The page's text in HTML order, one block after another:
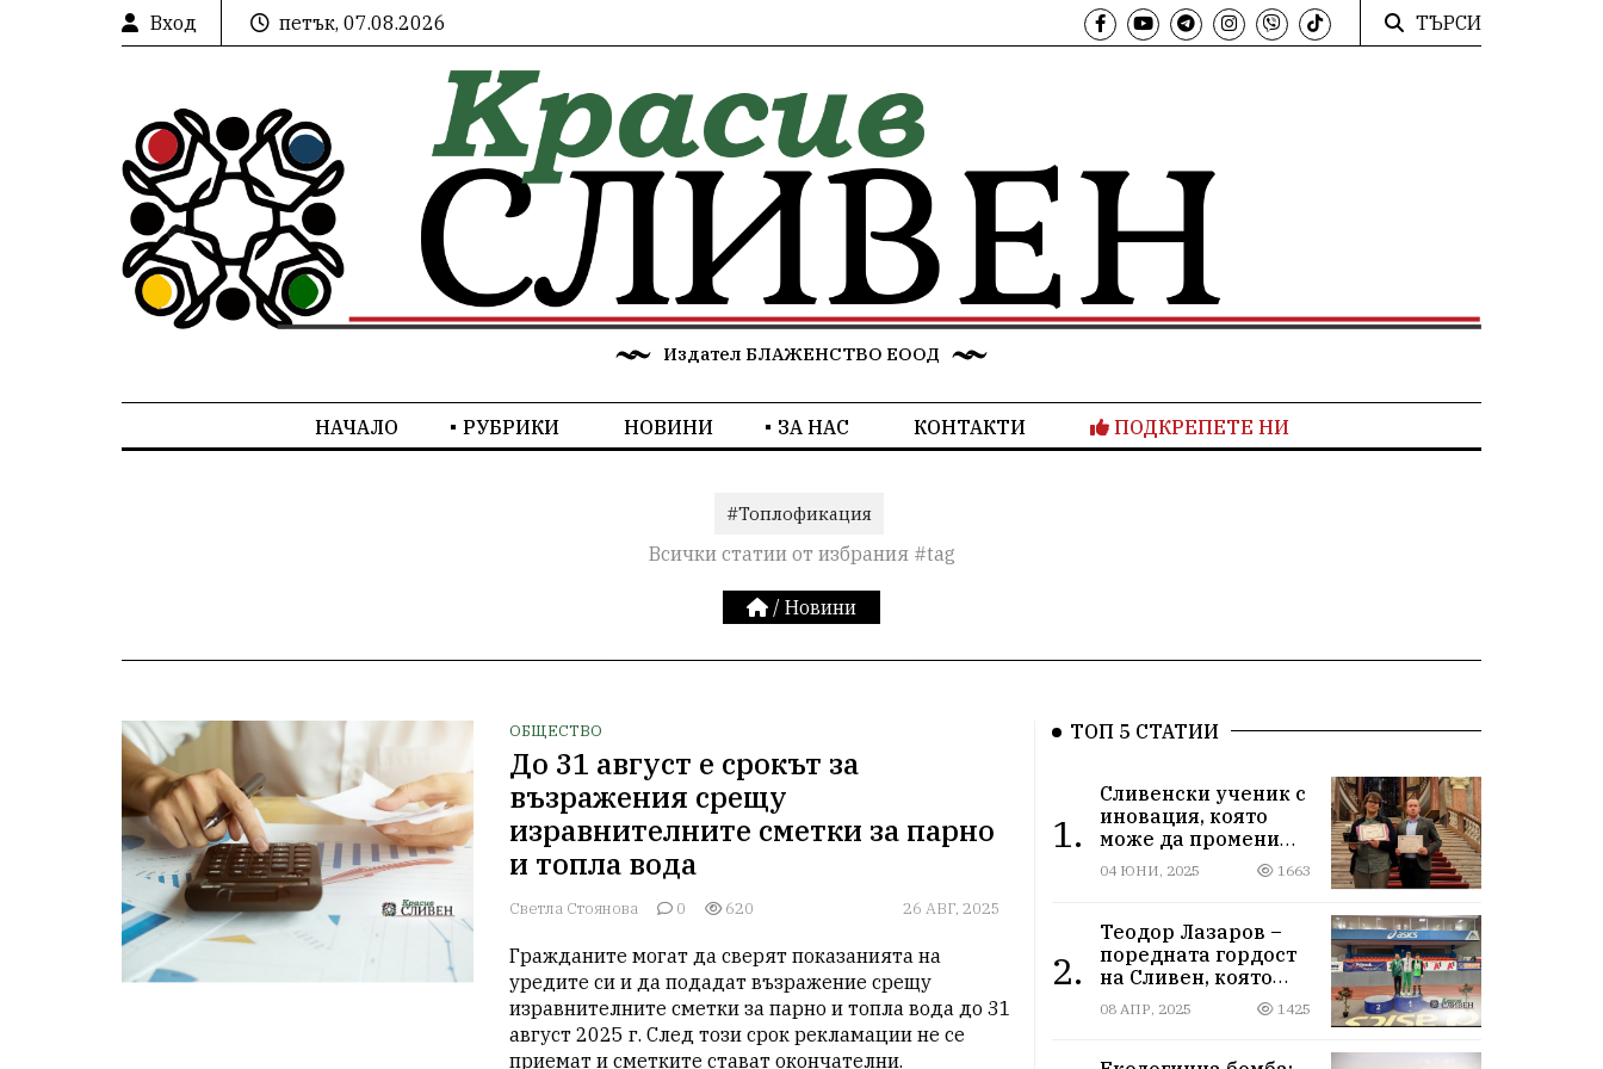
Вход петък, 07.08.2026 ТЪРСИ
Издател БЛАЖЕНСТВО ЕООД
НАЧАЛО РУБРИКИ НОВИНИ ЗА НАС КОНТАКТИ ПОДКРЕПЕТЕ НИ
#Топлофикация
Всички статии от избрания #tag
/ Новини
ОБЩЕСТВО
До 31 август е срокът за
възражения срещу
изравнителните сметки за парно
и топла вода
Светла Стоянова 0 620 26 АВГ, 2025
Гражданите могат да сверят показанията на
уредите си и да подадат възражение срещу
изравнителните сметки за парно и топла вода до 31
август 2025 г. След този срок рекламации не се
приемат и сметките стават окончателни.
ТОП 5 СТАТИИ
1.
Сливенски ученик с
иновация, която
може да промени
света!
04 ЮНИ, 2025 1663
2.
Теодор Лазаров –
поредната гордост
на Сливен, която
лети към бъдещето
08 АПР, 2025 1425